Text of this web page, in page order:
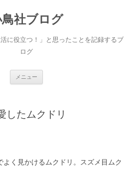
社ブログ
に役立つ！」と思ったことを記録するブ
ログ
メニュー
移
したムクドリ
よく見かけるムクドリ。スズメ目ムク